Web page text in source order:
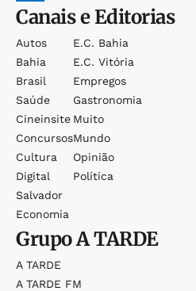
Canais e Editorias
Autos
Bahia
Brasil
Saúde
Cineinsite
Concursos
Cultura
Digital
Salvador
Economia
E.c. Bahia
E.c. Vitória
Empregos
Gastronomia
Muito
Mundo
Opinião
Política
GrupoA TARDE
A TARDE
A TARDE FM